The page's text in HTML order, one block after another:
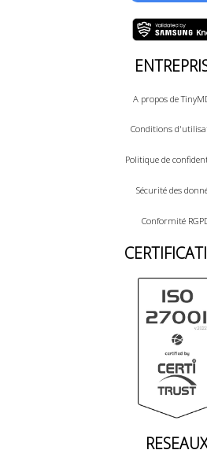
A propos de
Conditions
Politique de
Sécurité des
Conformité
RESEAUX